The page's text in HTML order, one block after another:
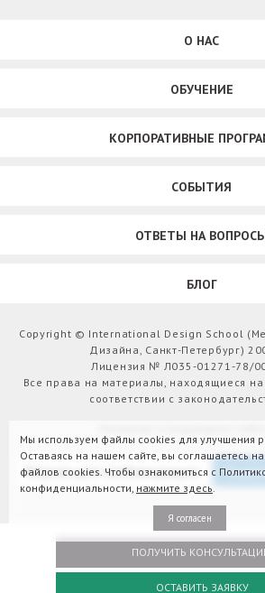
О НАС
ОБУЧЕНИЕ
КОРПОРАТИВНЫЕ
СОБЫТИЯ
ОТВЕТЫ НА
БЛОГ
Copyright © International Design School
Дизайна, Санкт-Петербург)
Лицензия № Л035-01271-78/
Все права на материалы, находящиеся на
соответствии с
Версия для слабовидящих
ПОЛУЧИТЬ
ОСТАВИТЬ ЗАЯВКУ
Мы используем файлы cookies для улучшения
Оставаясь на нашем сайте, вы соглашаетесь
файлов cookies. Чтобы ознакомиться с
конфиденциальности, нажмите здесь.
Я согласен